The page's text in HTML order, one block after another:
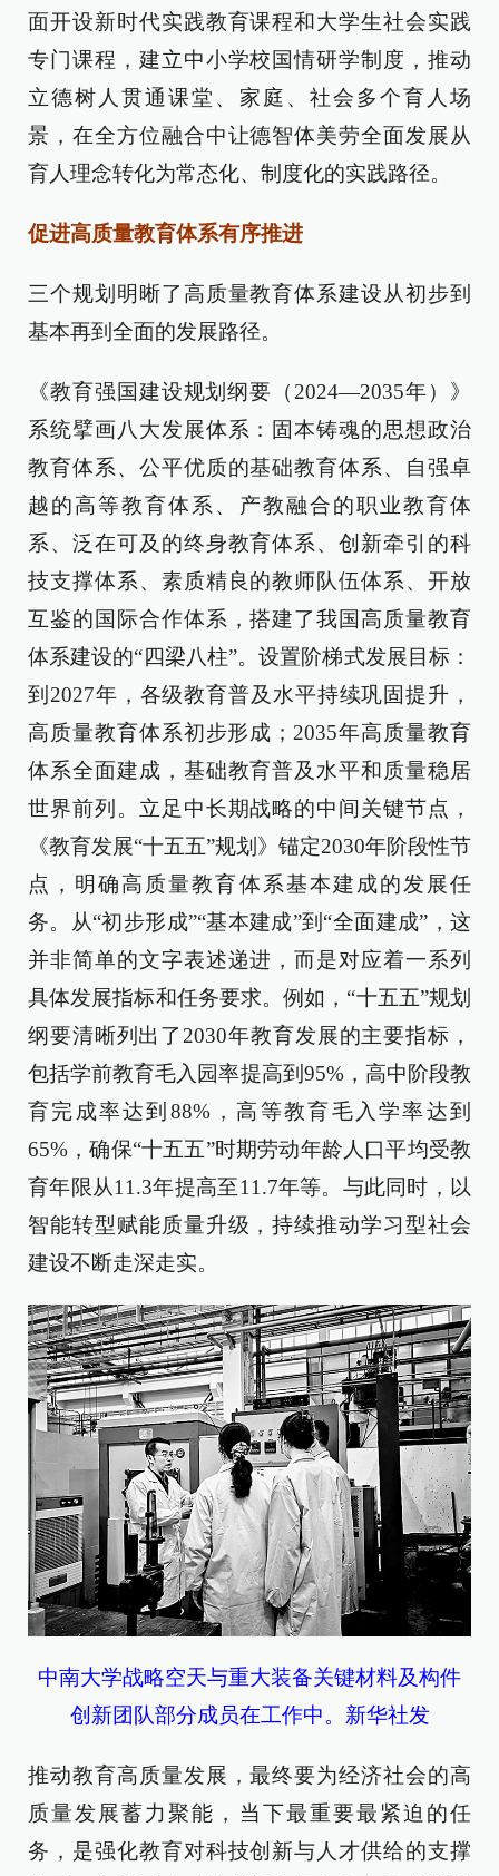
面开设新时代实践教育课程和大学生社会实践
专门课程，建立中小学校国情研学制度，推动
立德树人贯通课堂、家庭、社会多个育人场
景，在全方位融合中让德智体美劳全面发展从
育人理念转化为常态化、制度化的实践路径。
促进高质量教育体系有序推进
三个规划明晰了高质量教育体系建设从初步到
基本再到全面的发展路径。
《教育强国建设规划纲要（2024—2035年）》
系统擘画八大发展体系：固本铸魂的思想政治
教育体系、公平优质的基础教育体系、自强卓
越的高等教育体系、产教融合的职业教育体
系、泛在可及的终身教育体系、创新牵引的科
技支撑体系、素质精良的教师队伍体系、开放
互鉴的国际合作体系，搭建了我国高质量教育
体系建设的“四梁八柱”。设置阶梯式发展目标：
到2027年，各级教育普及水平持续巩固提升，
高质量教育体系初步形成；2035年高质量教育
体系全面建成，基础教育普及水平和质量稳居
世界前列。立足中长期战略的中间关键节点，
《教育发展“十五五”规划》锚定2030年阶段性节
点，明确高质量教育体系基本建成的发展任
务。从“初步形成”“基本建成”到“全面建成”，这
并非简单的文字表述递进，而是对应着一系列
具体发展指标和任务要求。例如，“十五五”规划
纲要清晰列出了2030年教育发展的主要指标，
包括学前教育毛入园率提高到95%，高中阶段教
育完成率达到88%，高等教育毛入学率达到
65%，确保“十五五”时期劳动年龄人口平均受教
育年限从11.3年提高至11.7年等。与此同时，以
智能转型赋能质量升级，持续推动学习型社会
建设不断走深走实。
中南大学战略空天与重大装备关键材料及构件
创新团队部分成员在工作中。新华社发
推动教育高质量发展，最终要为经济社会的高
质量发展蓄力聚能，当下最重要最紧迫的任
务，是强化教育对科技创新与人才供给的支撑